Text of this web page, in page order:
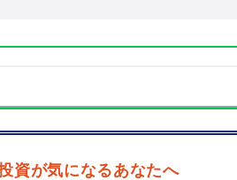
資が気になるあなたへ